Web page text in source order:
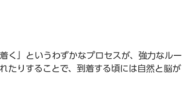
く」というわずかなプロセスが、強力なルー
たりすることで、到着する頃には自然と脳